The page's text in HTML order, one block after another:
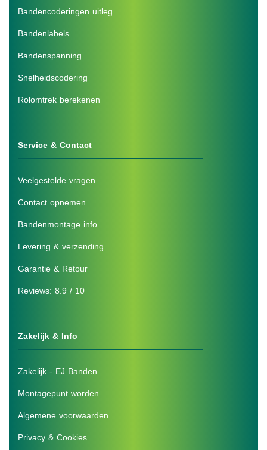
Bandencoderingen uitleg
Bandenlabels
Bandenspanning
Snelheidscodering
Rolomtrek berekenen
Service & Contact
Veelgestelde vragen
Contact opnemen
Bandenmontage info
Levering & verzending
Garantie & Retour
Reviews: 8.9 / 10
Zakelijk & Info
Zakelijk - EJ Banden
Montagepunt worden
Algemene voorwaarden
Privacy & Cookies